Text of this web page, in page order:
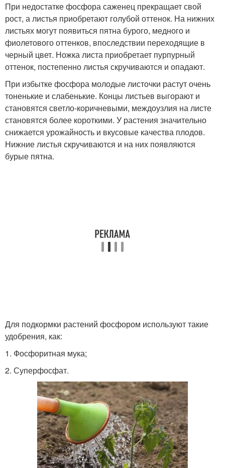
При недостатке фосфора саженец прекращает свой
рост, а листья приобретают голубой оттенок. На нижних
листьях могут появиться пятна бурого, медного и
фиолетового оттенков, впоследствии переходящие в
черный цвет. Ножка листа приобретает пурпурный
оттенок, постепенно листья скручиваются и опадают.
При избытке фосфора молодые листочки растут очень
тоненькие и слабенькие. Концы листьев выгорают и
становятся светло-коричневыми, междоузлия на листе
становятся более короткими. У растения значительно
снижается урожайность и вкусовые качества плодов.
Нижние листья скручиваются и на них появляются
бурые пятна.
Для подкормки растений фосфором используют такие
удобрения, как:
1. Фосфоритная мука;
2. Суперфосфат.